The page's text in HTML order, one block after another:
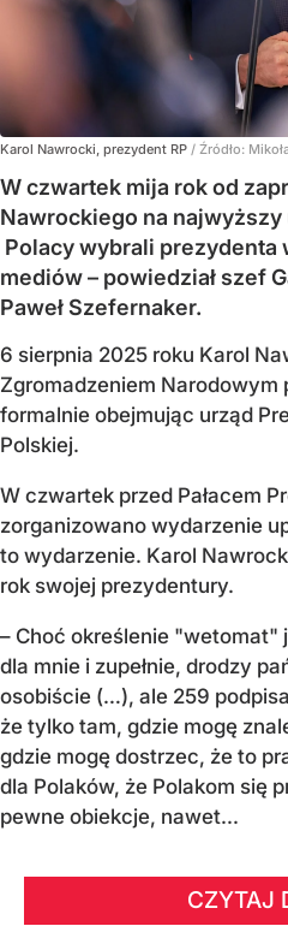
Karol Nawrocki, prezydent RP / Źródło:
W czwartek mija rok od
Nawrockiego na najwyższy
Polacy wybrali prezydenta
mediów – powiedział szef
Paweł Szefernaker.
6 sierpnia 2025 roku Karol
Zgromadzeniem Narodowym
formalnie obejmując urząd
Polskiej.
W czwartek przed Pałacem
zorganizowano wydarzenie
to wydarzenie. Karol
rok swojej prezydentury.
– Choć określenie "wetomat"
dla mnie i zupełnie, drodzy
osobiście (…), ale 259
że tylko tam, gdzie mogę
gdzie mogę dostrzec, że to
dla Polaków, że Polakom się
pewne obiekcje, nawet...
CZYTAJ